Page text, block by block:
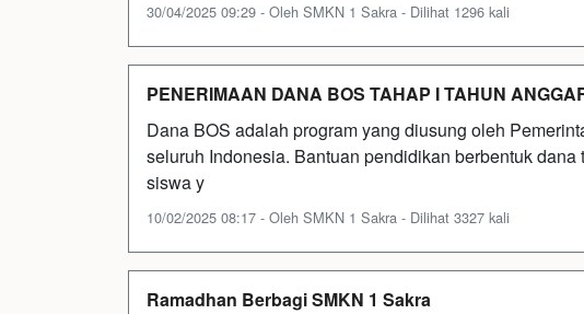
30/04/2025 09:29 - Oleh SMKN 1 Sakra - Dilihat 1296 kali
PENERIMAAN DANA BOS TAHAP I TAHUN
Dana BOS adalah program yang diusung oleh
seluruh Indonesia. Bantuan pendidikan berbentuk
siswa y
10/02/2025 08:17 - Oleh SMKN 1 Sakra - Dilihat 3327 kali
Ramadhan Berbagi SMKN 1 Sakra